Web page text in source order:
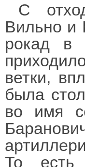
С
Вильно и
рокад в
ветки,
была
во имя
То есть